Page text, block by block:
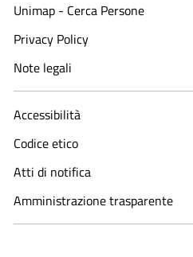
Unimap - Cerca Persone
Privacy Policy
Note legali
Accessibilità
Codice etico
Atti di notifica
Amministrazione trasparente